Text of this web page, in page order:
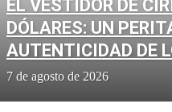
EL VESTIDOR DE
DÓLARES: UN
AUTENTICIDAD DE
7 de agosto de 2026